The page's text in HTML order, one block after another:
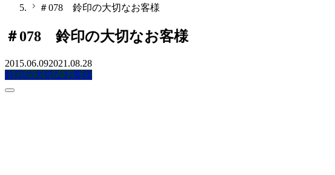
＃078 鈴印の大切なお客様
＃078 鈴印の大切なお客様
2015.06.092021.08.28
鈴印の大切なお客様